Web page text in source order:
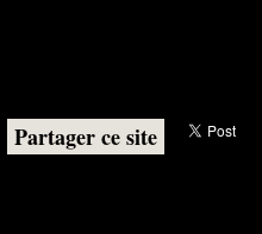
Partager ce site